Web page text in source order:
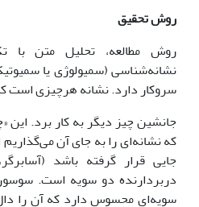
روش تحقیق
روش مطالعه، تحلیل متن با
نشانه‌شناسی (سمیولوژی یا
سروکار دارد. نشانه هرچیزی است
جانشین چیز دیگر به کار برد. این
که نشانه‌ای را به جای آن
دربردارنده دو سویه است.
سویه‌ای محسوس دارد که آن را